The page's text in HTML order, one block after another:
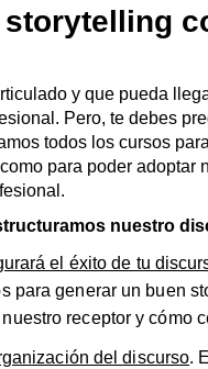
y que pueda
Pero, te debes
todos los cursos
para poder
nuestro
el éxito de tu
para generar un buen
receptor y cómo
del discurso.